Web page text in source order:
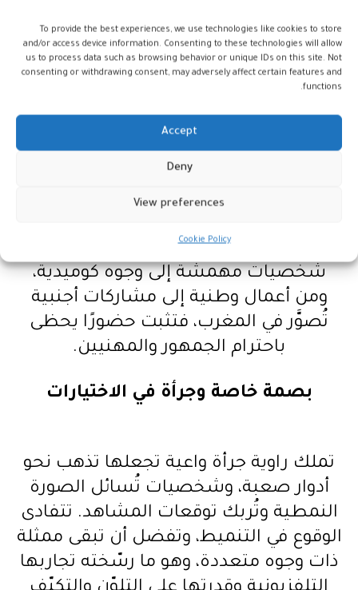
To provide the best experiences, we use technologies like cookies to store
and/or access device information. Consenting to these technologies will allow
us to process data such as browsing behavior or unique IDs on this site. Not
consenting or withdrawing consent, may adversely affect certain features and
functions.
Accept
Deny
View preferences
Cookie Policy
تحمل خيبة قاسية لكنها ظلت تحافظ على
جذوة الإيمان بالخشبة والصورة.
كان فيلم “كنوز الأطلس” لمحمد العبازي
باب العودة. من تلك اللحظة انطلقت راوية
السينما والدراما، وتجرب كل الألوان: من
شخصيات مهمشة إلى وجوه كوميدية،
ومن أعمال وطنية إلى مشاركات أجنبية
تُصوَّر في المغرب، فتثبت حضورًا يحظى
باحترام الجمهور والمهنيين.
بصمة خاصة وجرأة في الاختيارات
تملك راوية جرأة واعية تجعلها تذهب نحو
أدوار صعبة، وشخصيات تُسائل الصورة
النمطية وتُربك توقعات المشاهد. تتفادى
الوقوع في التنميط، وتفضل أن تبقى ممثلة
ذات وجوه متعددة، وهو ما رسّخته تجاربها